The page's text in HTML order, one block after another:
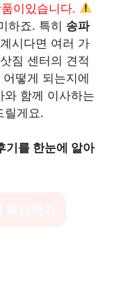
이있습니다.
하죠. 특히 송파
시다면 여러 가
짐 센터의 견적
떻게 되는지에
와 함께 이사하는
릴게요.
기를 한눈에 알아